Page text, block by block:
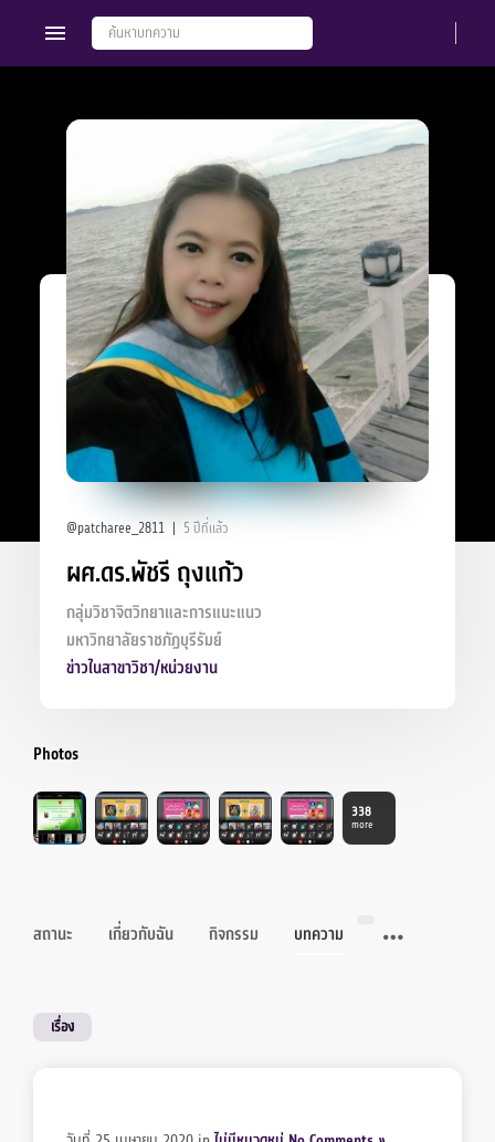
@patcharee_2811 5 ปีที่แล้ว
ผศ.ดร.พัชรี ถุงแก้ว
กลุ่มวิชาจิตวิทยาและการแนะแนว
มหาวิทยาลัยราชภัฏบุรีรัมย์
ข่าวในสาขาวิชา/หน่วยงาน
Photos
338
more
สถานะ เกี่ยวกับฉัน กิจกรรม บทความ
เรื่อง